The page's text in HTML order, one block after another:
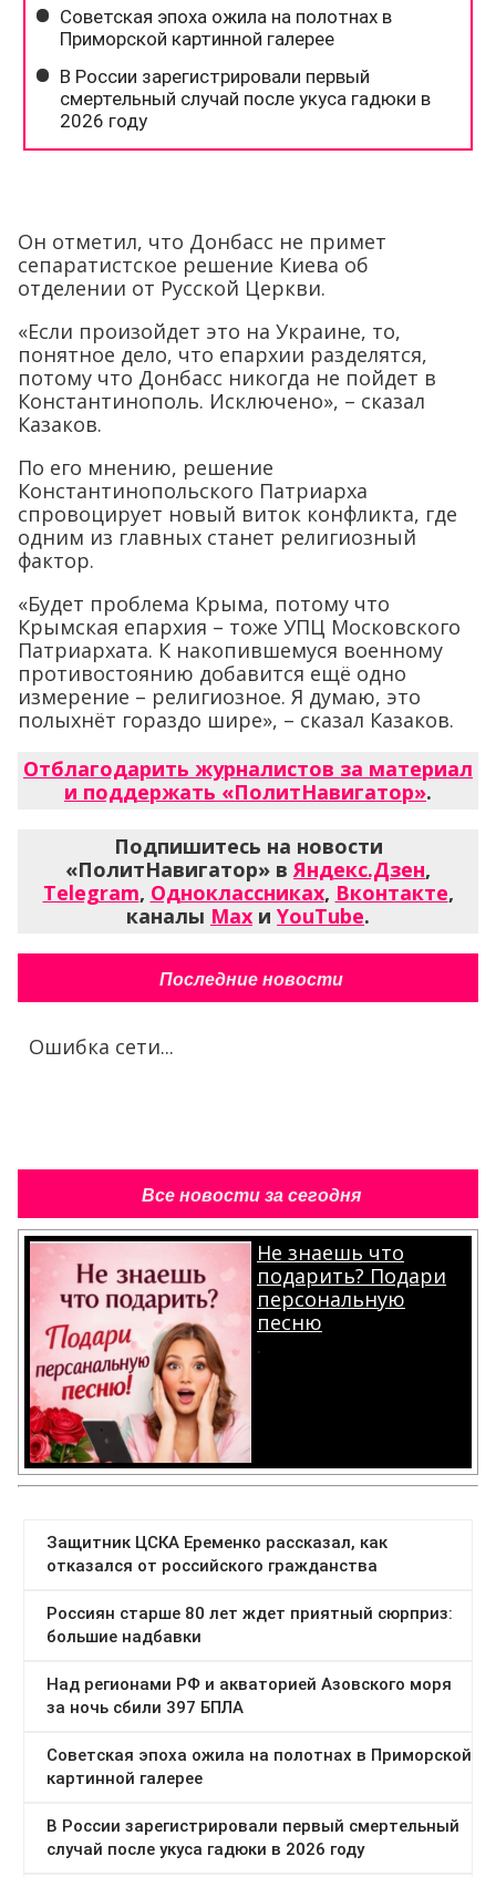
Он отметил, что Донбасс не примет
сепаратистское решение Киева об
отделении от Русской Церкви.
«Если произойдет это на Украине, то,
понятное дело, что епархии разделятся,
потому что Донбасс никогда не пойдет в
Константинополь. Исключено», – сказал
Казаков.
По его мнению, решение
Константинопольского Патриарха
спровоцирует новый виток конфликта, где
одним из главных станет религиозный
фактор.
«Будет проблема Крыма, потому что
Крымская епархия – тоже УПЦ Московского
Патриархата. К накопившемуся военному
противостоянию добавится ещё одно
измерение – религиозное. Я думаю, это
полыхнёт гораздо шире», – сказал Казаков.
Отблагодарить журналистов за материал
и поддержать «ПолитНавигатор».
Подпишитесь на новости
«ПолитНавигатор» вЯндекс.Дзен,
Telegram, Одноклассниках, Вконтакте,
каналы Max и YouTube.
Последние новости
Ошибка сети...
Все новости за сегодня
Не знаешь что
подарить? Подари
персональную
песню
.